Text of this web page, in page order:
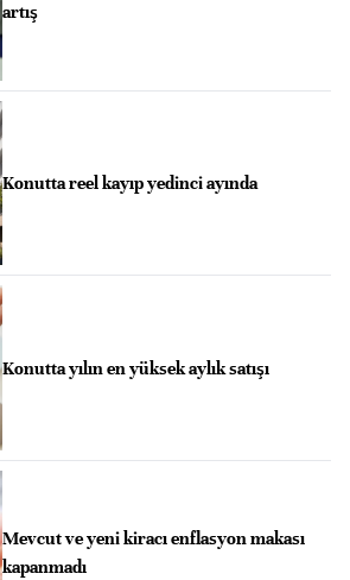
artış
Konutta reel kayıp yedinci ayında
Konutta yılın en yüksek aylık satışı
Mevcut ve yeni kiracı enflasyon makası
kapanmadı